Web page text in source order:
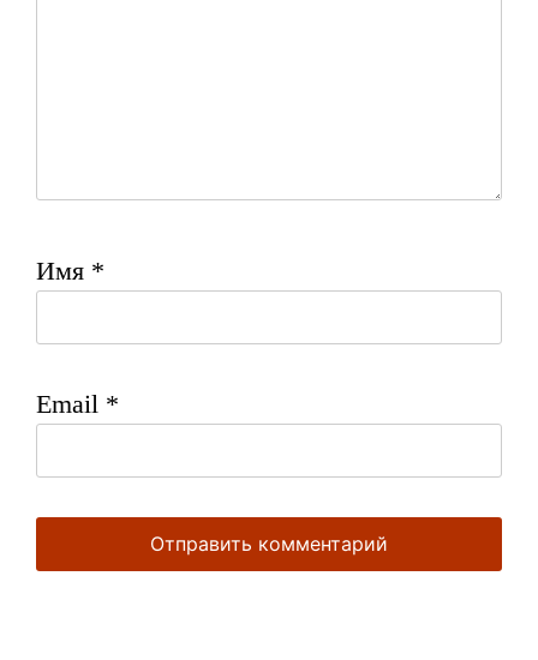
Имя *
Email *